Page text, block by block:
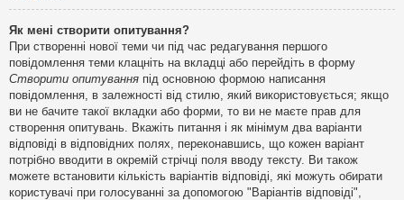
Як мені створити опитування?
При створенні нової теми чи під час редагування першого
повідомлення теми клацніть на вкладці або перейдіть в форму
Створити опитування під основною формою написання
повідомлення, в залежності від стилю, який використовується; якщо
ви не бачите такої вкладки або форми, то ви не маєте прав для
створення опитувань. Вкажіть питання і як мінімум два варіанти
відповіді в відповідних полях, переконавшись, що кожен варіант
потрібно вводити в окремій стрічці поля вводу тексту. Ви також
можете встановити кількість варіантів відповіді, які можуть обирати
користувачі при голосуванні за допомогою "Варіантів відповіді",